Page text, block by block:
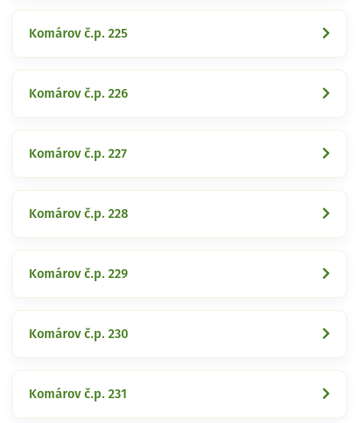
Komárov č.p. 225
Komárov č.p. 226
Komárov č.p. 227
Komárov č.p. 228
Komárov č.p. 229
Komárov č.p. 230
Komárov č.p. 231